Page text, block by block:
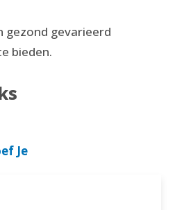
gezond gevarieerd
bieden.
Je